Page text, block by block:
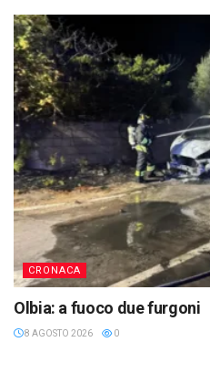
CRONACA
Olbia: a fuoco due furgoni
8 AGOSTO 2026 0